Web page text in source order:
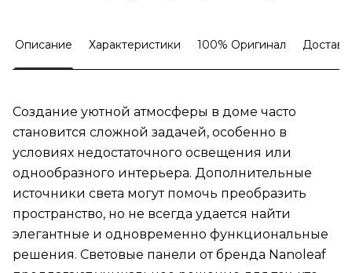
Описание Характеристики 100% Оригинал
Создание уютной атмосферы в доме часто
становится сложной задачей, особенно в
условиях недостаточного освещения или
однообразного интерьера. Дополнительные
источники света могут помочь преобразить
пространство, но не всегда удается найти
элегантные и одновременно функциональные
решения. Световые панели от бренда Nanoleaf